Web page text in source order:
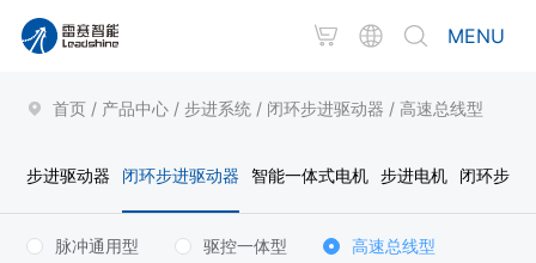
MENU
首页 / 产品中心 / 步进系统 / 闭环步进驱动器 / 高速总线型
步进驱动器 闭环步进驱动器 智能一体式电机 步进电机 闭环步进
脉冲通用型 驱控一体型 高速总线型